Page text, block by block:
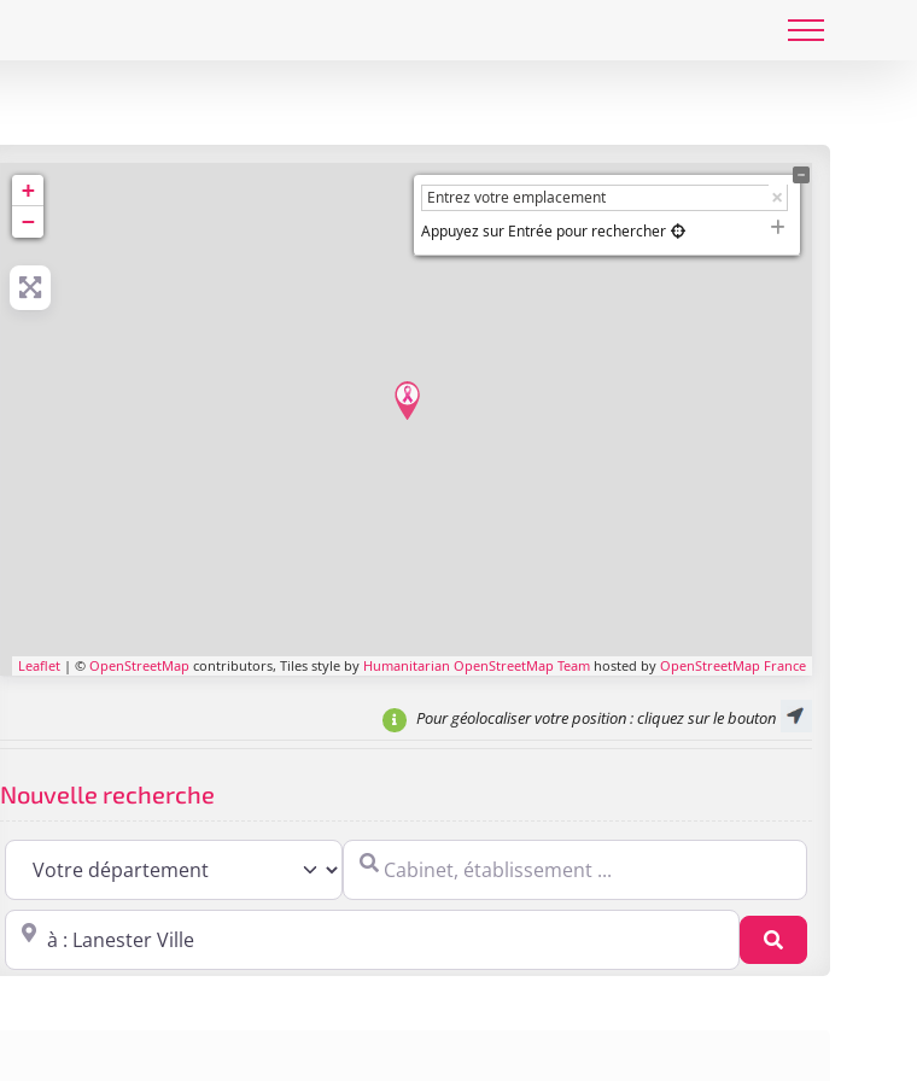
+
−
Appuyez sur Entrée pour rechercher
Leaflet | © OpenStreetMap contributors, Tiles style by Humanitarian OpenStreetMap Team hosted by OpenStreetMap France
Pour géolocaliser votre position: cliquez sur le bouton
Nouvelle recherche
Cabinet, établissement ...
Proche de : ville, cp, lieu ... Recherche